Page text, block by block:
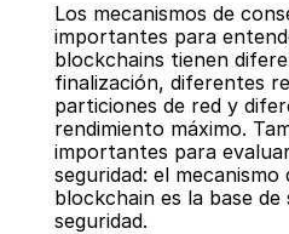
Los mecanismos de
importantes para
blockchains tienen
finalización, diferentes
particiones de red y
rendimiento máximo.
importantes para
seguridad: el
blockchain es la base de
seguridad.